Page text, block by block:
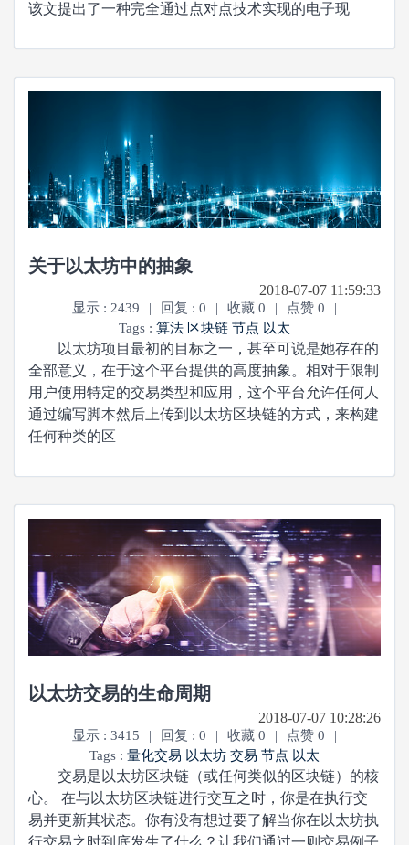
该文提出了一种完全通过点对点技术实现的电子现
关于以太坊中的抽象
2018-07-07 11:59:33
显示 : 2439 | 回复 : 0 | 收藏 0 | 点赞 0
|
Tags : 算法 区块链 节点 以太
以太坊项目最初的目标之一，甚至可说是她存在的
全部意义，在于这个平台提供的高度抽象。相对于限制
用户使用特定的交易类型和应用，这个平台允许任何人
通过编写脚本然后上传到以太坊区块链的方式，来构建
任何种类的区
以太坊交易的生命周期
2018-07-07 10:28:26
显示 : 3415 | 回复 : 0 | 收藏 0 | 点赞 0
|
Tags : 量化交易 以太坊 交易 节点 以太
交易是以太坊区块链（或任何类似的区块链）的核
心。 在与以太坊区块链进行交互之时，你是在执行交
易并更新其状态。你有没有想过要了解当你在以太坊执
行交易之时到底发生了什么？让我们通过一则交易例子